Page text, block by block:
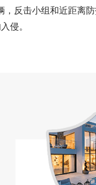
反击小组和近距离防
侵。